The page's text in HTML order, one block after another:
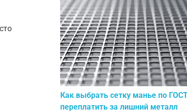
Как выбрать сетку манье по
переплатить за лишний металл